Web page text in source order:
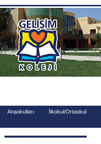
.
Anaokulları İlkokul/Ortaokul